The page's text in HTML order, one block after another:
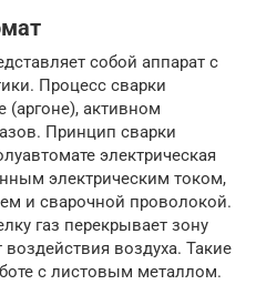
собой аппарат с
Процесс сварки
(аргоне), активном
Принцип сварки
электрическая
электрическим током,
и сварочной проволокой.
газ перекрывает зону
воздуха. Такие
с листовым металлом.